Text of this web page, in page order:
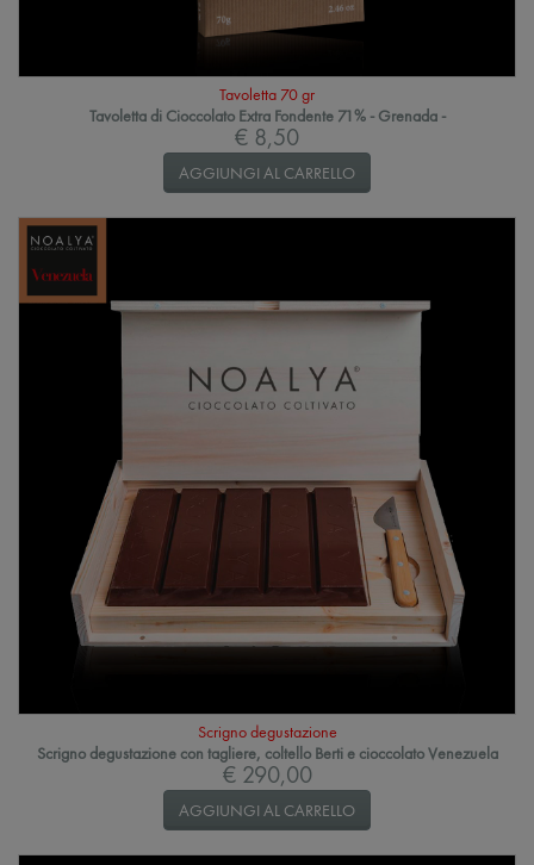
Tavoletta 70 gr
Tavoletta di Cioccolato Extra Fondente 71% - Grenada -
€ 8,50
AGGIUNGI AL CARRELLO
Scrigno degustazione
Scrigno degustazione con tagliere, coltello Berti e cioccolato Venezuela
€ 290,00
AGGIUNGI AL CARRELLO